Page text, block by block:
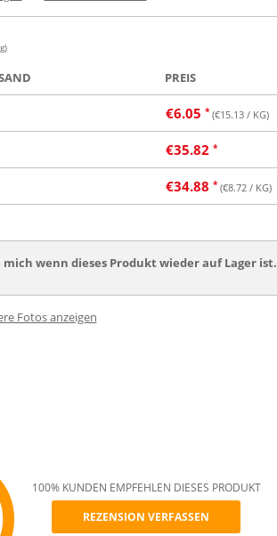
PREIS
€6.05 (€15.13/ KG)
€35.82
€34.88 (€8.72/ KG)
wenn dieses Produkt wieder auf Lager ist.
Fotos anzeigen
100% KUNDEN EMPFEHLEN DIESES PRODUKT
REZENSION VERFASSEN